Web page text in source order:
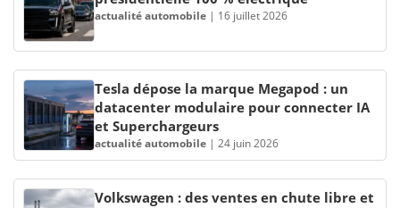
actualité automobile | 16 juillet 2026
Tesla dépose la marque Megapod : un
datacenter modulaire pour connecter IA
et Superchargeurs
actualité automobile | 24 juin 2026
Volkswagen : des ventes en chute libre et